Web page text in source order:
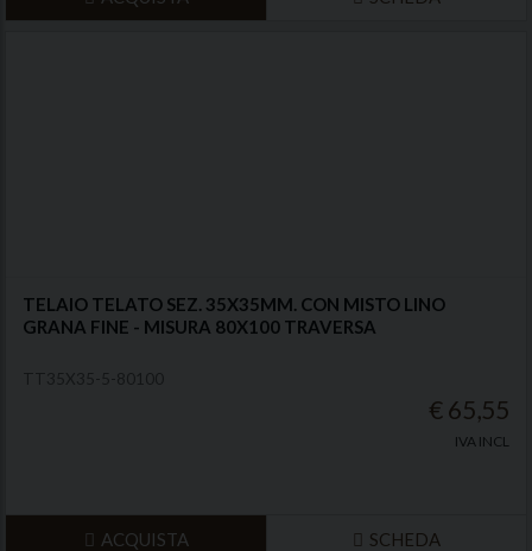
TELAIO TELATO SEZ. 35X35MM. CON MISTO LINO
GRANA FINE - MISURA 80X100 TRAVERSA
€ 65,55
IVA INCL
ACQUISTA SCHEDA